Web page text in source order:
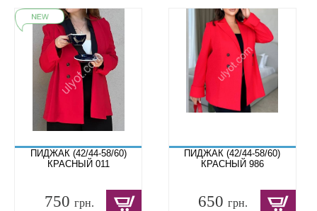
ПИДЖАК (42/44-58/60)
КРАСНЫЙ 011
750 грн.
ПИДЖАК (42/44-58/60)
КРАСНЫЙ 986
650грн.